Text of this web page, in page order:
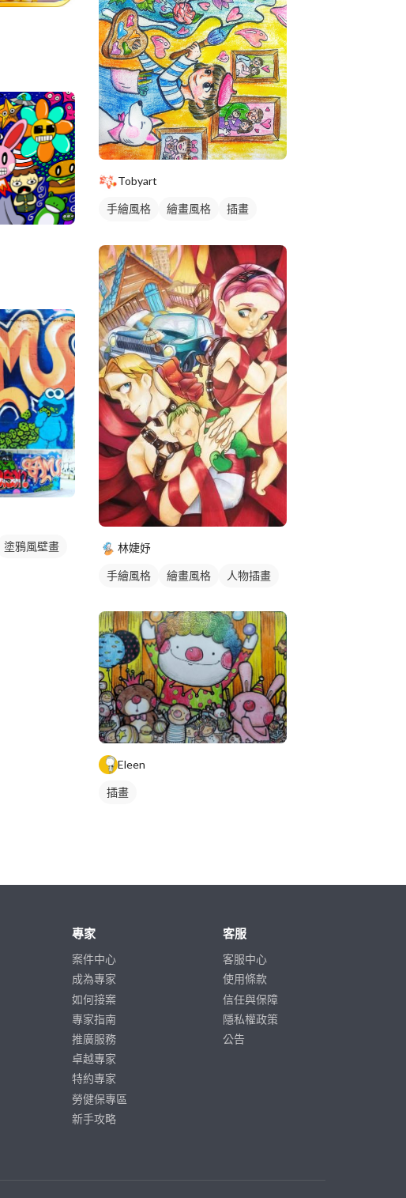
塗鴉風壁畫
Tobyart
手繪風格 繪畫風格
插畫
林婕妤
手繪風格 繪畫風格 人物插畫
Eleen
插畫
專家
案件中心
成為專家
如何接案
專家指南
推廣服務
卓越專家
特約專家
勞健保專區
新手攻略
客服
客服中心
使用條款
信任與保障
隱私權政策
公告